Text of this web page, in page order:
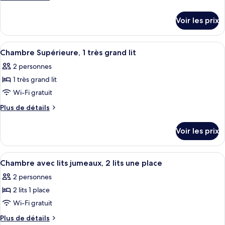
lit
chambre :
Suite,
1
chambre
le
type
de
Suite,
Voir les prix
Afficher
toutes
les
photos
pour
ce
chambre :
Chambre
Supérieure,
très
grand
lit
Une chambre d’hôtel comprenant
6
Chambre Supérieure, 1 très grand lit
2 personnes
1 très grand lit
Wi-Fi gratuit
Plus de détails
Plus
le
type
de
Chambre
Supérieure,
très
grand
Voir les prix
Afficher
toutes
les
photos
pour
ce
Une chambre d’hôtel avec deux
4
Chambre avec lits jumeaux, 2 lits une place
2 personnes
2 lits 1 place
Wi-Fi gratuit
Plus de détails
Plus